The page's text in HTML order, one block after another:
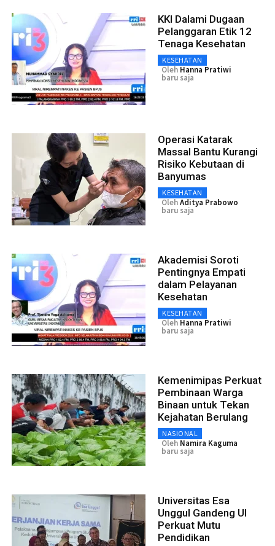
KKI Dalami Dugaan
Pelanggaran Etik 12
Tenaga Kesehatan
KESEHATAN
Oleh Hanna Pratiwi
baru saja
Operasi Katarak
Massal Bantu Kurangi
Risiko Kebutaan di
Banyumas
KESEHATAN
OlehAditya Prabowo
baru saja
Akademisi Soroti
Pentingnya Empati
dalam Pelayanan
Kesehatan
KESEHATAN
Oleh Hanna Pratiwi
baru saja
Kemenimipas Perkuat
Pembinaan Warga
Binaan untuk Tekan
Kejahatan Berulang
NASIONAL
Oleh Namira Kaguma
baru saja
Universitas Esa
Unggul Gandeng UI
Perkuat Mutu
Pendidikan